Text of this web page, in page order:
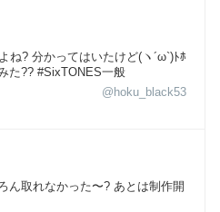
ね? 分かってはいたけど(ヽ´ω`)ﾄﾎ
た?? #SixTONES一般
@hoku_black53
ん取れなかった〜? あとは制作開